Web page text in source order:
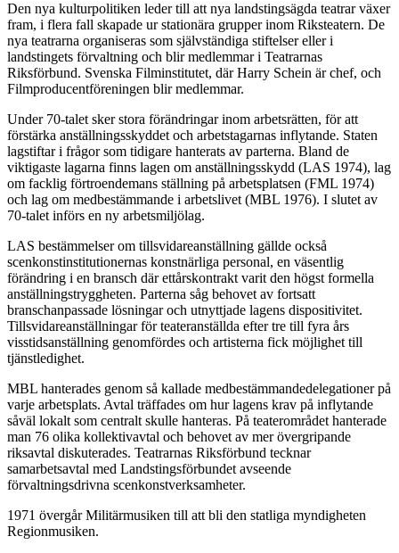
Den nya kulturpolitiken leder till att nya landstingsägda teatrar växer
fram, i flera fall skapade ur stationära grupper inom Riksteatern. De
nya teatrarna organiseras som självständiga stiftelser eller i
landstingets förvaltning och blir medlemmar i Teatrarnas
Riksförbund. Svenska Filminstitutet, där Harry Schein är chef, och
Filmproducentföreningen blir medlemmar.
Under 70-talet sker stora förändringar inom arbetsrätten, för att
förstärka anställningsskyddet och arbetstagarnas inflytande. Staten
lagstiftar i frågor som tidigare hanterats av parterna. Bland de
viktigaste lagarna finns lagen om anställningsskydd (LAS 1974), lag
om facklig förtroendemans ställning på arbetsplatsen (FML 1974)
och lag om medbestämmande i arbetslivet (MBL 1976). I slutet av
70-talet införs en ny arbetsmiljölag.
LAS bestämmelser om tillsvidareanställning gällde också
scenkonstinstitutionernas konstnärliga personal, en väsentlig
förändring i en bransch där ettårskontrakt varit den högst formella
anställningstryggheten. Parterna såg behovet av fortsatt
branschanpassade lösningar och utnyttjade lagens dispositivitet.
Tillsvidareanställningar för teateranställda efter tre till fyra års
visstidsanställning genomfördes och artisterna fick möjlighet till
tjänstledighet.
MBL hanterades genom så kallade medbestämmandedelegationer på
varje arbetsplats. Avtal träffades om hur lagens krav på inflytande
såväl lokalt som centralt skulle hanteras. På teaterområdet hanterade
man 76 olika kollektivavtal och behovet av mer övergripande
riksavtal diskuterades. Teatrarnas Riksförbund tecknar
samarbetsavtal med Landstingsförbundet avseende
förvaltningsdrivna scenkonstverksamheter.
1971 övergår Militärmusiken till att bli den statliga myndigheten
Regionmusiken.